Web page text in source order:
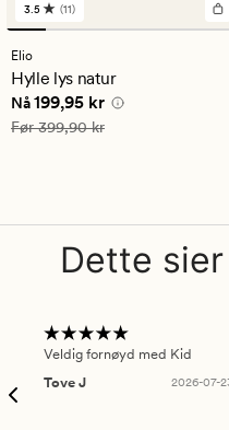
11
anmeldelser
med
en
gjennomsnittlig
vurdering
på
3.5
3.5 (11)
Elio
Hylle lys natur
Nåværende pris
Nå199,95 kr
Vanlig pris 399,90 kr
Før399,90 kr
Dette
Veldig fornøyd med Kid
Tove J
2026-07-